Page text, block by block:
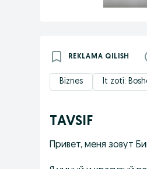
REKLAMA QILISH
Biznes It zoti:
TAVSIF
Привет, меня зовут